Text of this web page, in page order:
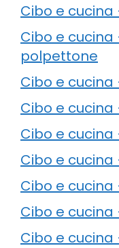
Cibo e
Cibo e
polpettone
Cibo e
Cibo e
Cibo e
Cibo e
Cibo e cucina
Cibo e
Cibo e